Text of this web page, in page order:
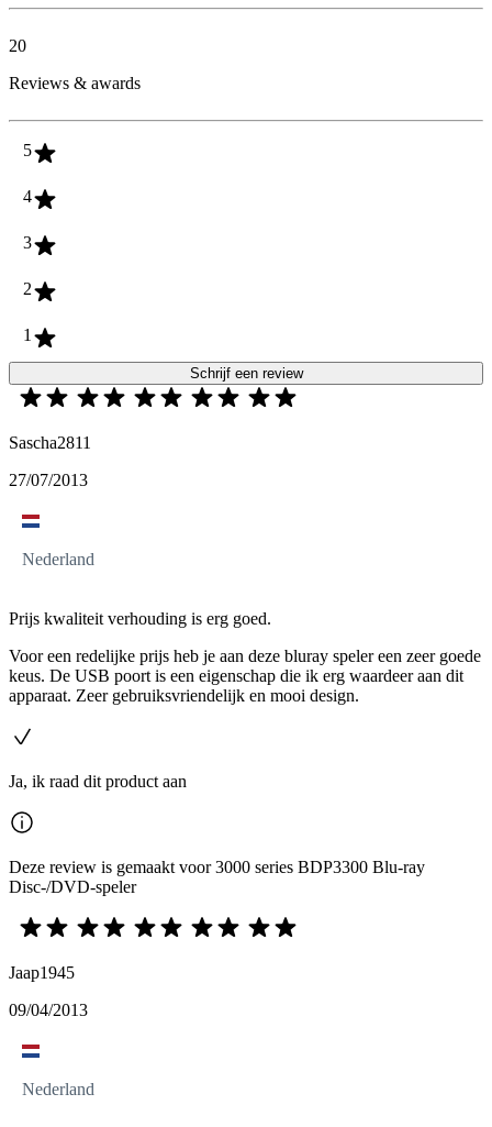
20
Reviews & awards
5
4
3
2
1
Schrijf een review
Sascha2811
27/07/2013
Nederland
Prijs kwaliteit verhouding is erg goed.
Voor een redelijke prijs heb je aan deze bluray speler een zeer goede
keus. De USB poort is een eigenschap die ik erg waardeer aan dit
apparaat. Zeer gebruiksvriendelijk en mooi design.
Ja, ik raad dit product aan
Deze review is gemaakt voor 3000 series BDP3300 Blu-ray
Disc-/DVD-speler
Jaap1945
09/04/2013
Nederland